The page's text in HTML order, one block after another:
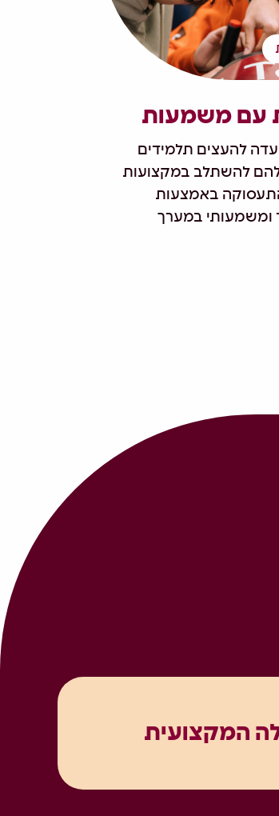
עם משמעות
להעצים תלמידים
להם להשתלב במקצועות
התעסוקה באמצעות
ומשמעותי במערך
המקצועית